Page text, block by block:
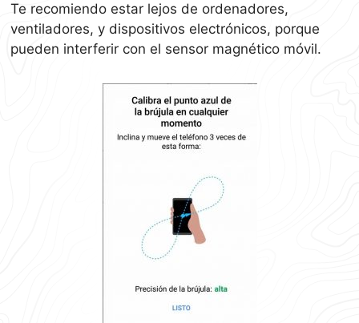
Te recomiendo estar lejos de ordenadores,
ventiladores, y dispositivos electrónicos, porque
pueden interferir con el sensor magnético móvil.